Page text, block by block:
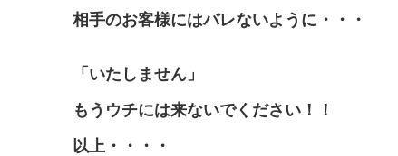
相手のお客様にはバレないように・・・
「いたしません」
もうウチには来ないでください！！
以上・・・・